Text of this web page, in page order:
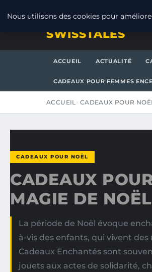
SWISSTALES
ACCUEIL ACTUALITÉ
CADEAUX POUR FEMMES
ACCUEIL CADEAUX POUR
CADEAUX POUR NOËL
CADEAUX
MAGIE DE NOËL
La période de Noël évoque
à-vis des enfants, qui vivent
Cadeaux Enchantés sont
jouets aux actes de solidarité,
Nous utilisons des cookies pour